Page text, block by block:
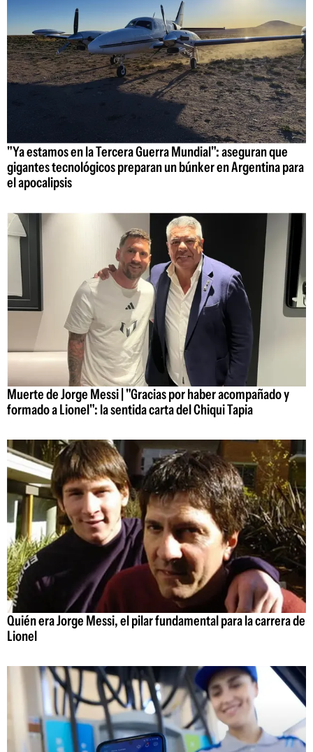
"Ya estamos en la Tercera Guerra Mundial": aseguran que
gigantes tecnológicos preparan un búnker en Argentina para
el apocalipsis
Muerte de Jorge Messi | "Gracias por haber acompañado y
formado a Lionel": la sentida carta del Chiqui Tapia
Quién era Jorge Messi, el pilar fundamental para la carrera de
Lionel